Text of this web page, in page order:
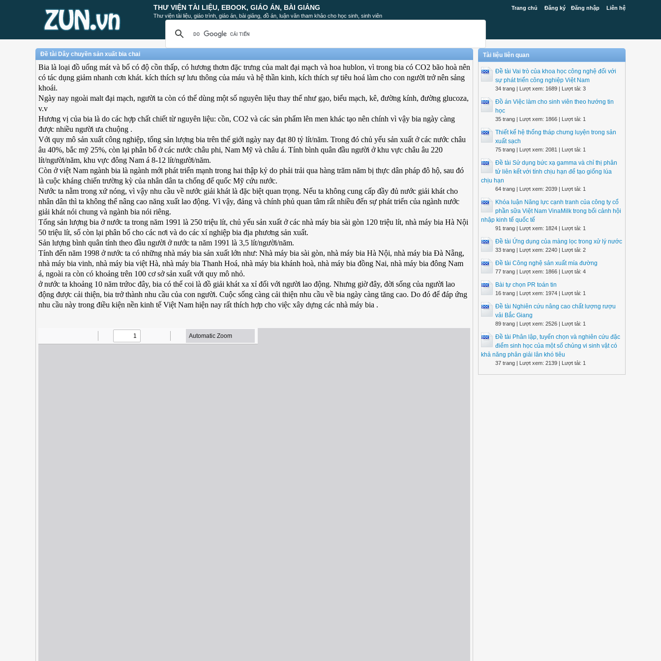
Trang chủ Đăng ký Đăng nhập Liên hệ
THƯ VIỆN TÀI LIỆU, EBOOK, GIÁO ÁN, BÀI GIẢNG
Thư viện tài liệu, giáo trình, giáo án, bài giảng, đồ án, luận văn tham khảo cho học sinh, sinh viên
Đề tài Dây chuyền sản xuất bia chai
Bia là loại đồ uống mát và bổ có độ cồn thấp, có hương thơm đặc trưng của malt đại mạch và hoa hublon, vì trong bia có CO2 bão hoà nên
có tác dụng giảm nhanh cơn khát. kích thích sự lưu thông của máu và hệ thần kinh, kích thích sự tiêu hoá làm cho con người trở nên sảng
khoái.
Ngày nay ngoài malt đại mạch, người ta còn có thể dùng một số nguyên liệu thay thế như gạo, biểu mạch, kê, đường kính, đường glucoza,
v.v
Hương vị của bia là do các hợp chất chiết từ nguyên liệu: cồn, CO2 và các sản phẩm lên men khác tạo nên chính vì vậy bia ngày càng
được nhiều người ưa chuộng .
Với quy mô sản xuất công nghiệp, tổng sản lượng bia trên thế giới ngày nay đạt 80 tỷ lít/năm. Trong đó chủ yếu sản xuất ở các nước châu
âu 40%, bắc mỹ 25%, còn lại phân bố ở các nước châu phi, Nam Mỹ và châu á. Tính bình quân đầu người ở khu vực châu âu 220
lít/người/năm, khu vực đông Nam á 8-12 lít/người/năm.
Còn ở việt Nam ngành bia là ngành mới phát triển mạnh trong hai thập kỷ do phải trải qua hàng trăm năm bị thực dân pháp đô hộ, sau đó
là cuộc kháng chiến trường kỳ của nhân dân ta chống đế quốc Mỹ cứu nước.
Nước ta nằm trong xứ nóng, vì vậy nhu cầu về nước giải khát là đặc biệt quan trọng. Nếu ta không cung cấp đầy đủ nước giải khát cho
nhân dân thì ta không thể nâng cao năng xuất lao động. Vì vậy, đảng và chính phủ quan tâm rất nhiều đến sự phát triển của ngành nước
giải khát nói chung và ngành bia nói riêng.
Tổng sản lượng bia ở nước ta trong năm 1991 là 250 triệu lít, chủ yếu sản xuất ở các nhà máy bia sài gòn 120 triệu lít, nhà máy bia Hà Nội
50 triệu lít, số còn lại phân bố cho các nơi và do các xí nghiệp bia địa phương sản xuất.
Sản lượng bình quân tính theo đầu người ở nước ta năm 1991 là 3,5 lít/người/năm.
Tính đến năm 1998 ở nước ta có những nhà máy bia sản xuất lớn như: Nhà máy bia sài gòn, nhà máy bia Hà Nội, nhà máy bia Đà Nẵng,
nhà máy bia vinh, nhà máy bia việt Hà, nhà máy bia Thanh Hoá, nhà máy bia khánh hoà, nhà máy bia đồng Nai, nhà máy bia đông Nam
á, ngoài ra còn có khoảng trên 100 cơ sở sản xuất với quy mô nhỏ.
ở nước ta khoảng 10 năm trứoc đây, bia có thể coi là đồ giải khát xa xỉ đối với người lao động. Nhưng giờ đây, đời sống của người lao
động được cải thiện, bia trở thành nhu cầu của con người. Cuộc sống càng cải thiện nhu cầu về bia ngày càng tăng cao. Do đó để đáp ứng
nhu cầu này trong điều kiện nền kinh tế Việt Nam hiện nay rất thích hợp cho việc xây dựng các nhà máy bia .
Tài liệu liên quan
Đề tài Vai trò của khoa học công nghệ đối với
sự phát triển công nghiệp Việt Nam
34 trang | Lượt xem: 1689 | Lượt tải: 3
Đồ án Việc làm cho sinh viên theo hướng tin
học
35 trang | Lượt xem: 1866 | Lượt tải: 1
Thiết kế hệ thống tháp chưng luyện trong sản
xuất sạch
75 trang | Lượt xem: 2081 | Lượt tải: 1
Đề tài Sử dụng bức xạ gamma và chỉ thị phân
tử liên kết với tính chịu hạn để tạo giống lúa
chịu hạn
64 trang | Lượt xem: 2039 | Lượt tải: 1
Khóa luận Năng lực cạnh tranh của công ty cổ
phần sữa Việt Nam VinaMilk trong bối cảnh hội
nhập kinh tế quốc tế
91 trang | Lượt xem: 1824 | Lượt tải: 1
Đề tài Ứng dụng của màng lọc trong xử lý nước
33 trang | Lượt xem: 2240 | Lượt tải: 2
Đề tài Công nghệ sản xuất mía đường
77 trang | Lượt xem: 1866 | Lượt tải: 4
Bài tự chọn PR toán tin
16 trang | Lượt xem: 1974 | Lượt tải: 1
Đề tài Nghiên cứu nâng cao chất lượng rượu
vải Bắc Giang
89 trang | Lượt xem: 2526 | Lượt tải: 1
Đề tài Phân lập, tuyển chọn và nghiên cứu đặc
điểm sinh học của một số chủng vi sinh vật có
khả năng phân giải lân khó tiêu
37 trang | Lượt xem: 2139 | Lượt tải: 1